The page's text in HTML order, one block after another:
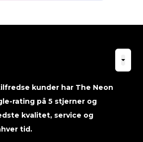
kunder har The Neon
rating på 5 stjerner og
kvalitet, service og
tid.